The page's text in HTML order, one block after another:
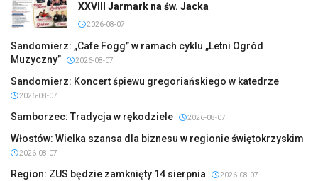
XXVIII Jarmark na św. Jacka
2026-08-07
Sandomierz: „Cafe Fogg” w ramach cyklu „Letni Ogród
Muzyczny”
2026-08-07
Sandomierz: Koncert śpiewu gregoriańskiego w katedrze
2026-08-07
Samborzec: Tradycja w rękodziele 2026-08-07
Włostów: Wielka szansa dla biznesu w regionie świętokrzyskim
2026-08-07
Region: ZUS będzie zamknięty 14 sierpnia 2026-08-07